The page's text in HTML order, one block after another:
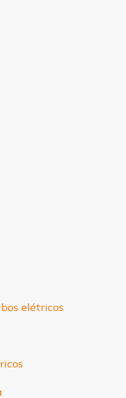
elétricos